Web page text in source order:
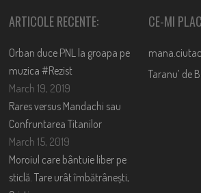
ARTICOLE RECENTE:
Orban duce PNL la groapa pe
muzica #Rezist
March 19, 2019
Rares versus Mandachi sau
Confruntarea Titanilor
March 15, 2019
Moroiul care bântuie liber pe
sticlă. Tare urât îmbătrânești,
CE-MI
Taranu’ de